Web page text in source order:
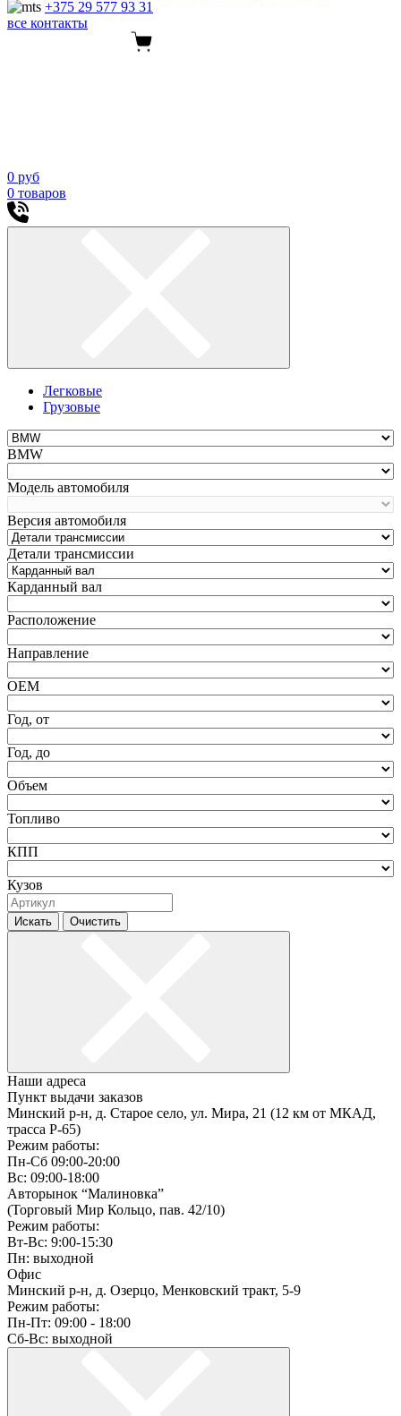
+375 29 577 93 31
все контакты
0 руб
0 товаров
Легковые
Грузовые
BMW
Модель автомобиля
Версия автомобиля
Детали трансмиссии
Карданный вал
Расположение
Направление
ОЕМ
Год, от
Год, до
Объем
Топливо
КПП
Кузов
Искать Очистить
Наши адреса
Пункт выдачи заказов
Минский р-н, д. Старое село, ул. Мира, 21 (12 км от МКАД,
трасса P-65)
Режим работы:
Пн-Сб 09:00-20:00
Вс: 09:00-18:00
Авторынок “Малиновка”
(Торговый Мир Кольцо, пав. 42/10)
Режим работы:
Вт-Вс: 9:00-15:30
Пн: выходной
Офис
Минский р-н, д. Озерцо, Менковский тракт, 5-9
Режим работы:
Пн-Пт: 09:00 - 18:00
Сб-Вс: выходной